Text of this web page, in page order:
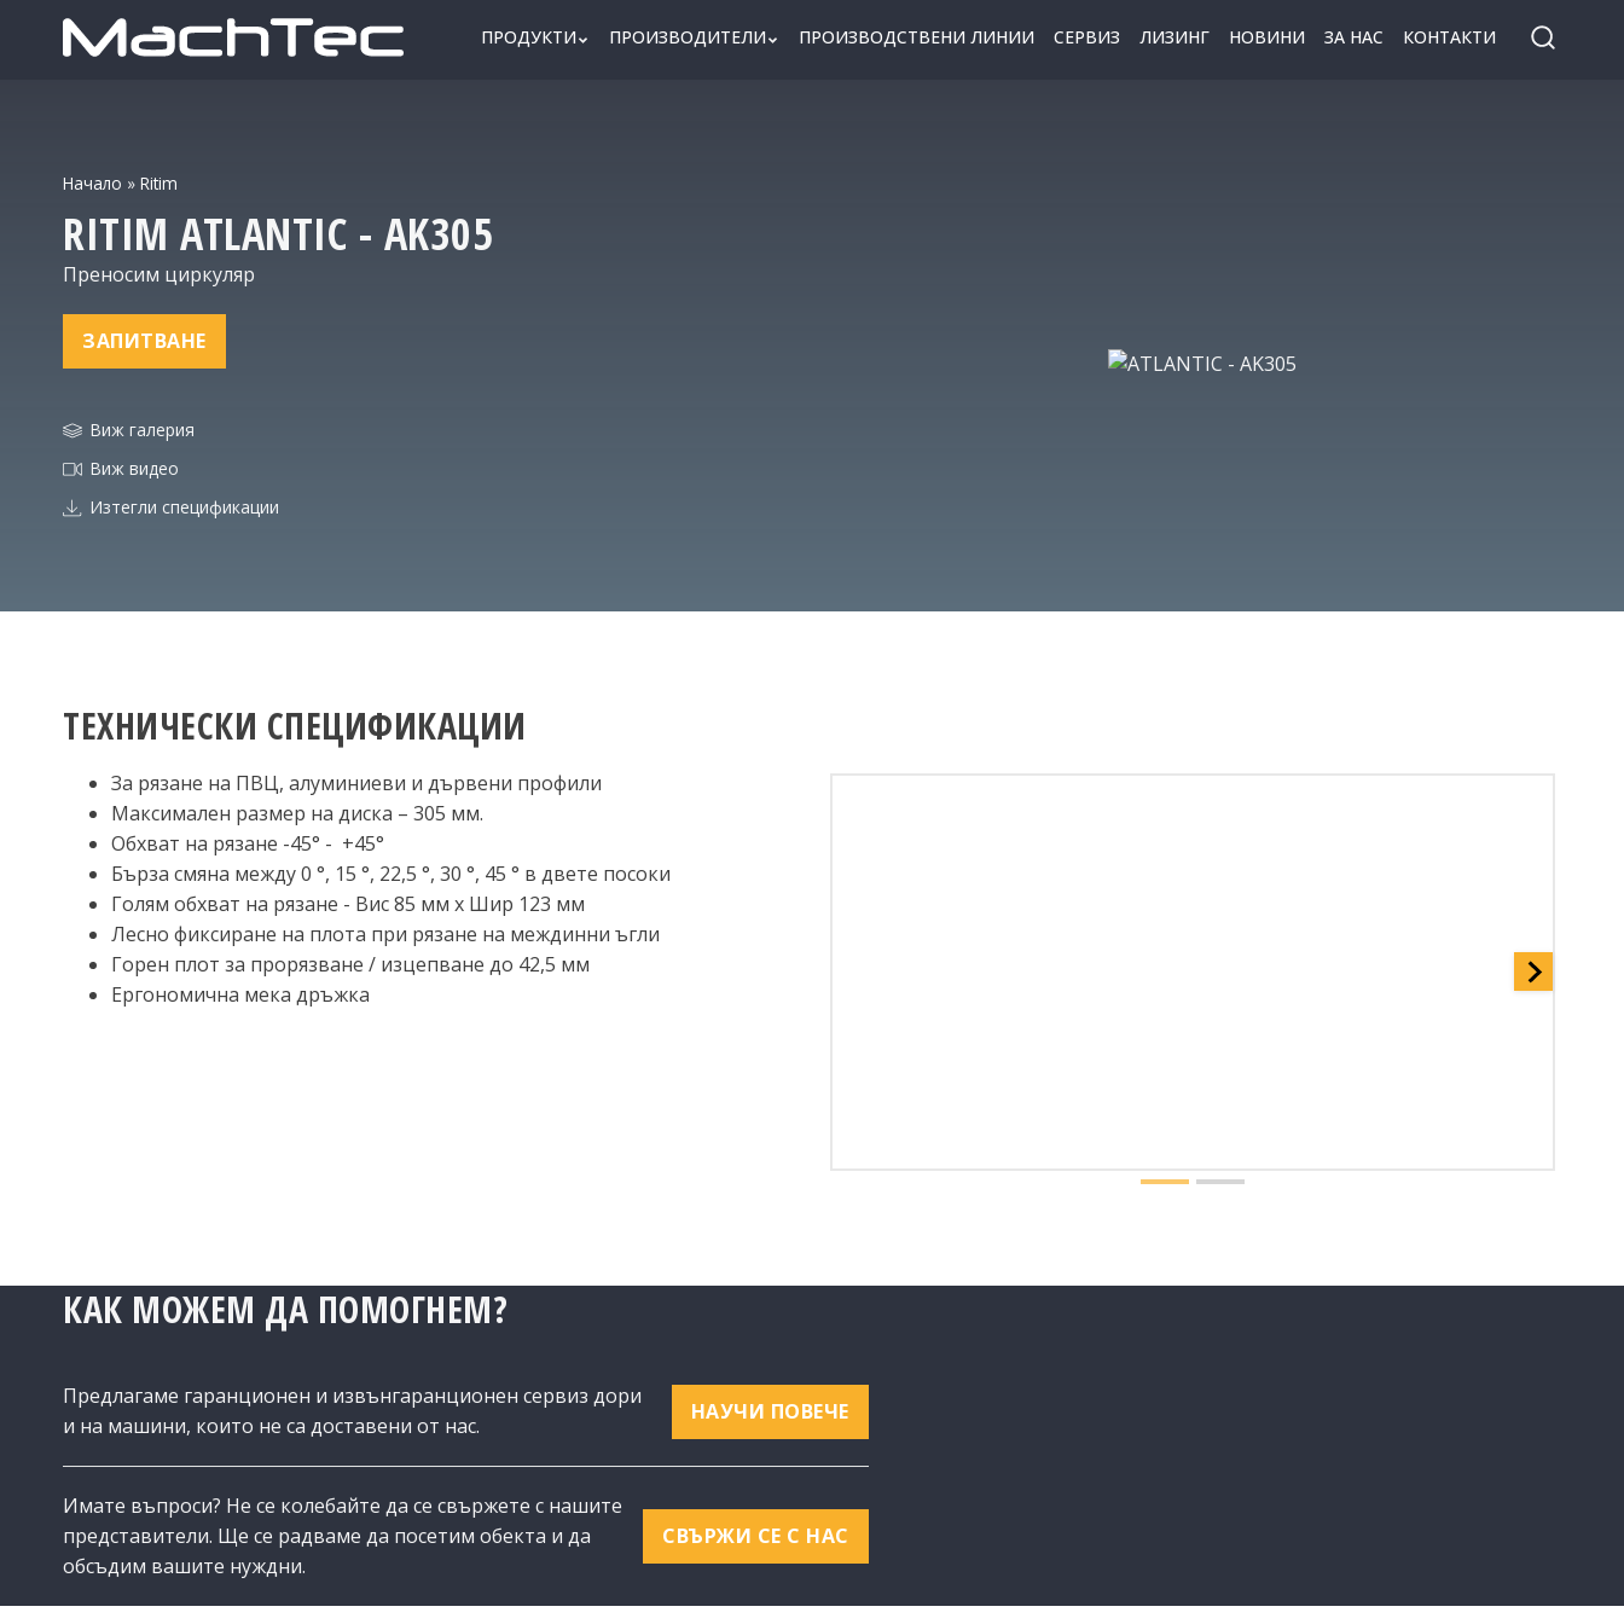
ПРОДУКТИ ПРОИЗВОДИТЕЛИ ПРОИЗВОДСТВЕНИ ЛИНИИ СЕРВИЗ ЛИЗИНГ НОВИНИ ЗА НАС КОНТАКТИ
Начало » Ritim
RITIM ATLANTIC - AK305
Преносим циркуляр
ЗАПИТВАНЕ
Виж галерия
Виж видео
Изтегли спецификации
ТЕХНИЧЕСКИ СПЕЦИФИКАЦИИ
За рязане на ПВЦ, алуминиеви и дървени профили
Максимален размер на диска – 305 мм.
Обхват на рязане -45° - +45°
Бърза смяна между 0 °, 15 °, 22,5 °, 30 °, 45 ° в двете посоки
Голям обхват на рязане - Вис 85 мм x Шир 123 мм
Лесно фиксиране на плота при рязане на междинни ъгли
Горен плот за прорязване / изцепване до 42,5 мм
Ергономична мека дръжка
КАК МОЖЕМ ДА ПОМОГНЕМ?
Предлагаме гаранционен и извънгаранционен сервиз дори
и на машини, които не са доставени от нас.
НАУЧИ ПОВЕЧЕ
Имате въпроси? Не се колебайте да се свържете с нашите
представители. Ще се радваме да посетим обекта и да
обсъдим вашите нуждни.
СВЪРЖИ СЕ С НАС